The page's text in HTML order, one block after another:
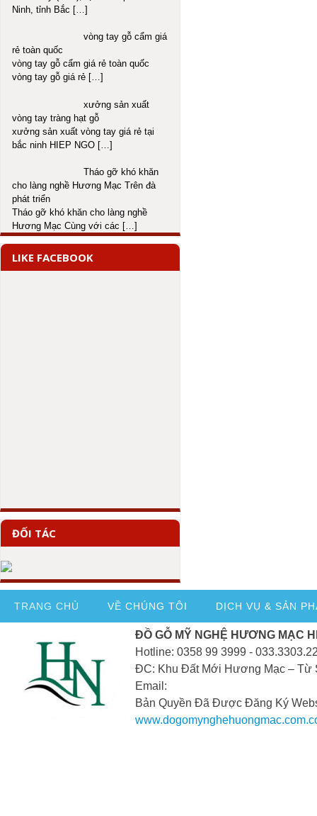
Ninh, tỉnh Bắc […]
vòng tay gỗ cẩm giá
rẻ toàn quốc
vòng tay gỗ cẩm giá rẻ toàn quốc
vòng tay gỗ giá rẻ […]
xưởng sản xuất
vòng tay tràng hạt gỗ
xưởng sản xuất vòng tay giá rẻ tại
bắc ninh HIEP NGO […]
Tháo gỡ khó khăn
cho làng nghề Hương Mạc Trên đà
phát triển
Tháo gỡ khó khăn cho làng nghề
Hương Mạc Cùng với các […]
LIKE FACEBOOK
ĐỐI TÁC
TRANG CHỦ VỀ CHÚNG TÔI DỊCH VỤ & SẢN
ĐỒ GỖ MỸ NGHỆ HƯƠNG MẠC
Hotline: 0358 99 3999 -
ĐC: Khu Đất Mới Hương Mạc – Từ
Email:
Bản Quyền Đã Được Đăng Ký